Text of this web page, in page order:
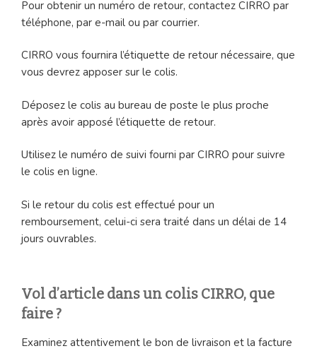
Pour obtenir un numéro de retour, contactez CIRRO par
téléphone, par e-mail ou par courrier.
CIRRO vous fournira l’étiquette de retour nécessaire, que
vous devrez apposer sur le colis.
Déposez le colis au bureau de poste le plus proche
après avoir apposé l’étiquette de retour.
Utilisez le numéro de suivi fourni par CIRRO pour suivre
le colis en ligne.
Si le retour du colis est effectué pour un
remboursement, celui-ci sera traité dans un délai de 14
jours ouvrables.
Vol d’article dans un colis CIRRO, que
faire ?
Examinez attentivement le bon de livraison et la facture